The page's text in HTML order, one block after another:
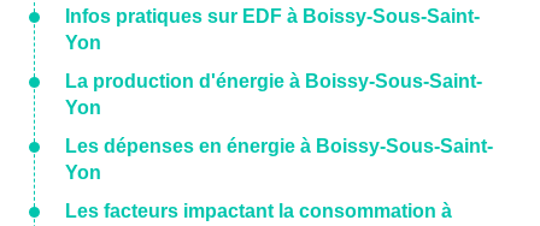
Infos pratiques sur EDF à Boissy-Sous-Saint-
Yon
La production d'énergie à Boissy-Sous-Saint-
Yon
Les dépenses en énergie à Boissy-Sous-Saint-
Yon
Les facteurs impactant la consommation à